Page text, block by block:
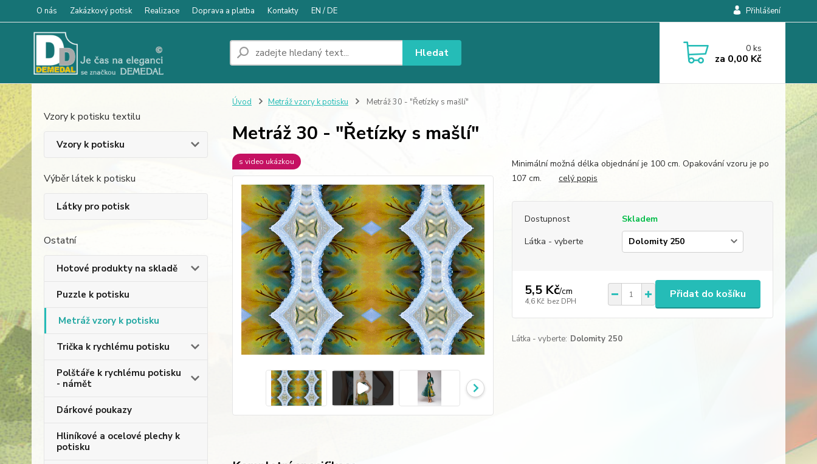
O nás Zakázkový potisk Realizace Doprava a platba Kontakty EN / DE Přihlášení
Hledat 0ks
za 0,00 Kč
Vzory k potisku textilu
Vzory k potisku
Výběr látek k potisku
Látky pro potisk
Ostatní
Hotové produkty na skladě
Puzzle k potisku
Metráž vzory k potisku
Trička k rychlému potisku
Polštáře k rychlému potisku
- námět
Dárkové poukazy
Hliníkové a ocelové plechy k
potisku
Úvod Metráž vzory k potisku Metráž 30 - "Řetízky s mašlí"
Metráž 30 - "Řetízky s mašlí"
s video ukázkou
Minimální možná délka objednání je 100 cm. Opakování vzoru je po
107 cm. celý popis
Dostupnost
Skladem
Látka - vyberte
5,5 Kč/cm
4,6 Kč bez DPH
Přidat do košíku
Látka - vyberte: Dolomity 250